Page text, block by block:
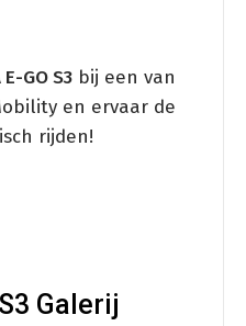
GO S3 bij een van
en ervaar de
rijden!
Galerij